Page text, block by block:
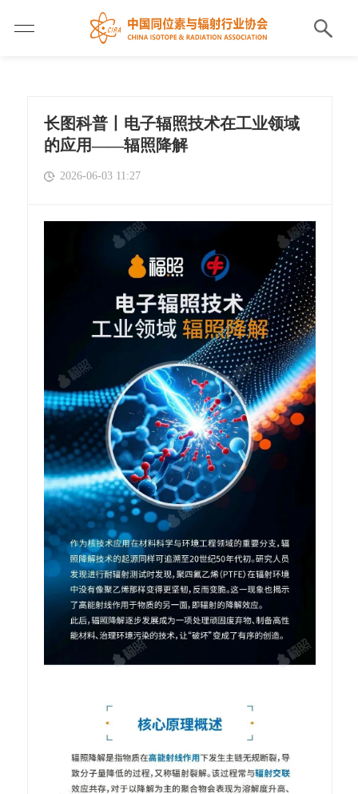
长图科普丨电子辐照技术在工业领域
的应用——辐照降解
2026-06-03 11:27